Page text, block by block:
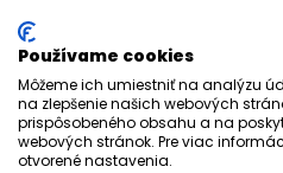
Používame cookies
Môžeme ich umiestniť na analýzu
na zlepšenie našich webových
prispôsobeného obsahu a na
webových stránok. Pre viac
otvorené nastavenia.